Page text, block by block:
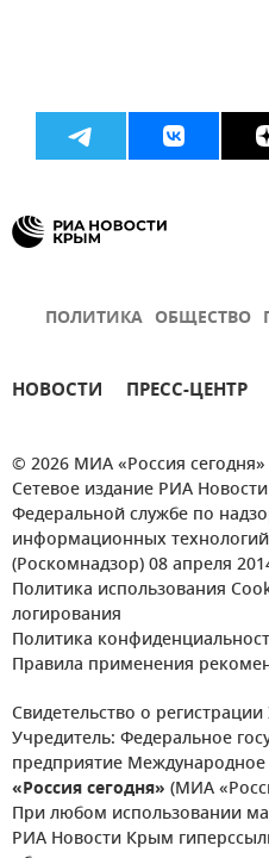
ПОЛИТИКА ОБЩЕСТВО
НОВОСТИ ПРЕСС-ЦЕНТР
© 2026 МИА «Россия сегодня»
Сетевое издание РИА
Федеральной службе по
информационных
(Роскомнадзор) 08 апреля
Политика использования
логирования
Политика
Правила применения
Свидетельство о
Учредитель: Федеральное
предприятие
«Россия сегодня» (МИА
При любом использовании
РИА Новости Крым